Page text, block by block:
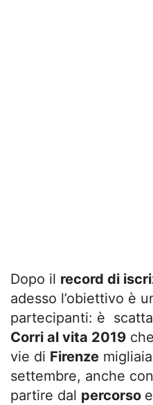
Dopo il record di
adesso l’obiettivo è
partecipanti: è
Corri al vita 2019
vie di Firenze
settembre, anche
partire dal percorso